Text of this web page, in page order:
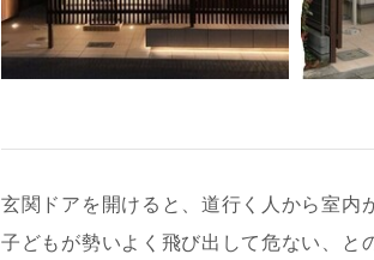
玄関ドアを開けると、道行く人から室内
子どもが勢いよく飛び出して危ない、と